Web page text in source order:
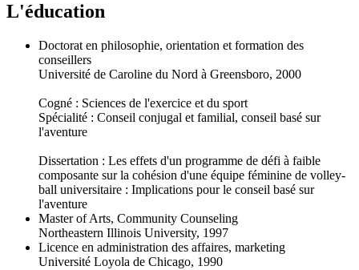
L'éducation
Doctorat en philosophie, orientation et formation des
conseillers
Université de Caroline du Nord à Greensboro, 2000
Cogné : Sciences de l'exercice et du sport
Spécialité : Conseil conjugal et familial, conseil basé sur
l'aventure
Dissertation : Les effets d'un programme de défi à faible
composante sur la cohésion d'une équipe féminine de volley-
ball universitaire : Implications pour le conseil basé sur
l'aventure
Master of Arts, Community Counseling
Northeastern Illinois University, 1997
Licence en administration des affaires, marketing
Université Loyola de Chicago, 1990